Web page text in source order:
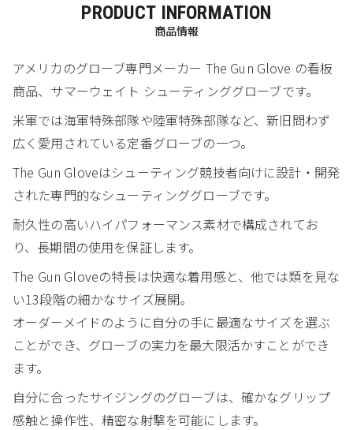
PRODUCT INFORMATION
商品情報
アメリカのグローブ専門メーカー The Gun Glove の看板
商品、サマーウェイト シューティンググローブです。
米軍では海軍特殊部隊や陸軍特殊部隊など、新旧問わず
広く愛用されている定番グローブの一つ。
The Gun Gloveはシューティング競技者向けに設計・開発
された専門的なシューティンググローブです。
耐久性の高いハイパフォーマンス素材で構成されてお
り、長期間の使用を保証します。
The Gun Gloveの特長は快適な着用感と、他では類を見な
い13段階の細かなサイズ展開。
オーダーメイドのように自分の手に最適なサイズを選ぶ
ことができ、グローブの実力を最大限活かすことができ
ます。
自分に合ったサイジングのグローブは、確かなグリップ
感触と操作性、精密な射撃を可能にします。